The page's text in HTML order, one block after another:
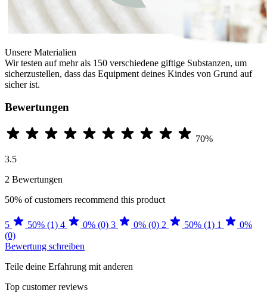
Unsere Materialien
Wir testen auf mehr als 150 verschiedene giftige Substanzen, um
sicherzustellen, dass das Equipment deines Kindes von Grund auf
sicher ist.
Bewertungen
70%
3.5
2 Bewertungen
50% of customers recommend this product
5 50% (1) 4 0% (0) 3 0% (0) 2 50% (1) 1
0%
(0)
Bewertung schreiben
Teile deine Erfahrung mit anderen
Top customer reviews